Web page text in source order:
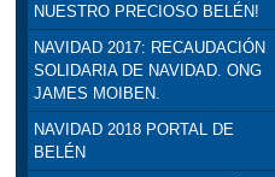
NUESTRO PRECIOSO BELÉN!
NAVIDAD 2017: RECAUDACIÓN
SOLIDARIA DE NAVIDAD. ONG
JAMES MOIBEN.
NAVIDAD 2018 PORTAL DE
BELÉN